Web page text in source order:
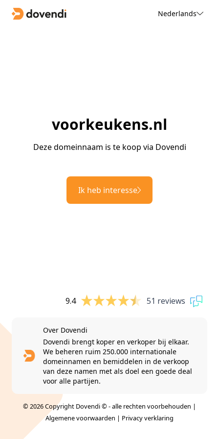
Nederlands
voorkeukens.nl
Deze domeinnaam is te koop via Dovendi
Ik heb interesse
9.4 51 reviews
Over Dovendi
Dovendi brengt koper en verkoper bij elkaar.
We beheren ruim 250.000 internationale
domeinnamen en bemiddelen in de verkoop
van deze namen met als doel een goede deal
voor alle partijen.
© 2026 Copyright Dovendi © - alle rechten voorbehouden |
Algemene voorwaarden | Privacy verklaring